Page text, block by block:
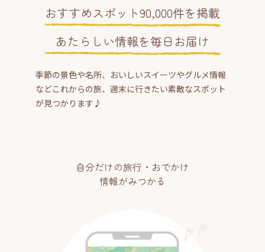
おすすめスポット90,000件を掲載
あたらしい情報を毎日お届け
季節の景色や名所、おいしいスイーツやグルメ情報
などこれからの旅、週末に行きたい素敵なスポット
が見つかります♪
自分だけの旅行・おでかけ
情報がみつかる